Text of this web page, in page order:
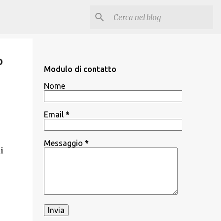
Modulo di contatto
Nome
Email *
Messaggio *